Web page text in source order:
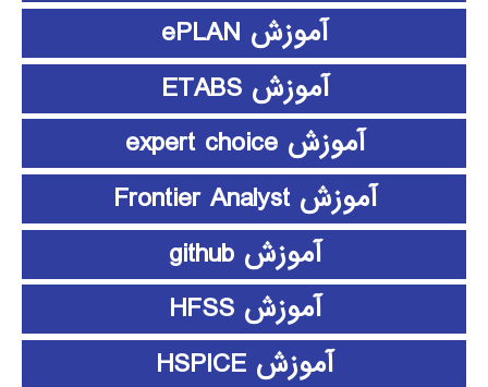
آموزش ePLAN
آموزش ETABS
آموزش expert choice
آموزش Frontier Analyst
آموزش github
آموزش HFSS
آموزش HSPICE